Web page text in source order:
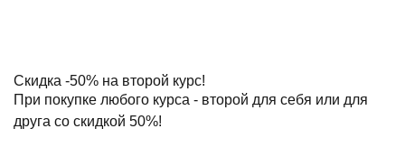
Скидка -50% на второй курс!
При покупке любого курса - второй для себя или для
друга со скидкой 50%!